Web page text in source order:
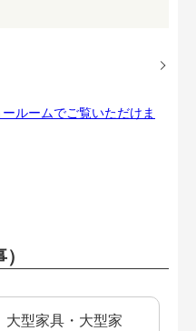
ルームでご覧いただけま
型家具・大型家